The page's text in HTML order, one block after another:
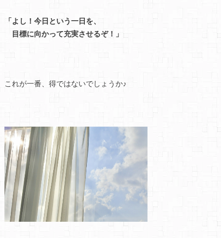
「よし！今日という一日を、
目標に向かって充実させるぞ！」
これが一番、得ではないでしょうか♪